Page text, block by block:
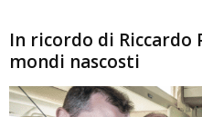
In ricordo di Riccardo
mondi nascosti